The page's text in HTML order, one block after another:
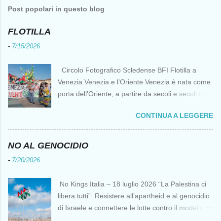
Post popolari in questo blog
FLOTILLA
- 7/15/2026
Circolo Fotografico Scledense BFI Flotilla a
Venezia Venezia e l’Oriente Venezia è nata come
porta dell’Oriente, a partire da secoli e secoli fa ai
di cantierizzazione veneziane divennero preziose
per tutti i crociati diretti a Gerusalemme. Proprio
le crociate fornirono ai veneziani l’occasione per
del Duecento. Dal XIII al XV secolo Venezia
continuò ad avere un ruolo fondamentale nei
rapporti tra l’Europa e l’Oriente, ruolo che si
CONTINUA A LEGGERE
NO AL GENOCIDIO
- 7/20/2026
No Kings Italia – 18 luglio 2026 “La Palestina ci
libera tutti”: Resistere all’apartheid e al genocidio
di Israele e connettere le lotte contro il modello